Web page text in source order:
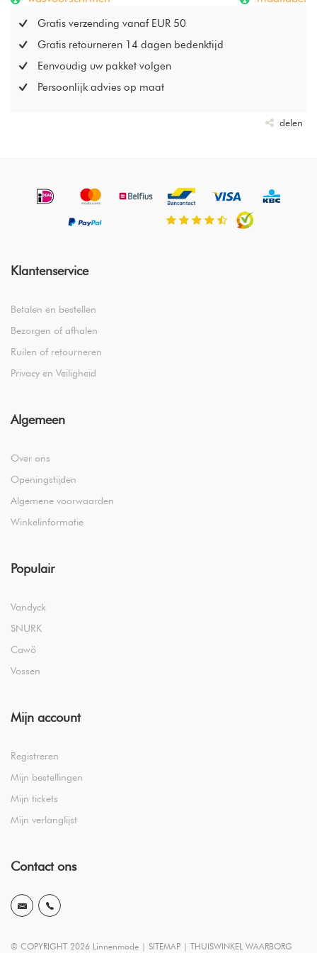
Gratis verzending vanaf EUR 50
Gratis retourneren 14 dagen bedenktijd
Eenvoudig uw pakket volgen
Persoonlijk advies op maat
delen
Klantenservice
Betalen en bestellen
Bezorgen of afhalen
Ruilen of retourneren
Privacy en Veiligheid
Algemeen
Over ons
Openingstijden
Algemene voorwaarden
Winkelinformatie
Populair
Vandyck
SNURK
Cawö
Vossen
Mijn account
Registreren
Mijn bestellingen
Mijn tickets
Mijn verlanglijst
Contact ons
© COPYRIGHT 2026 Linnenmode | SITEMAP | THUISWINKEL WAARBORG